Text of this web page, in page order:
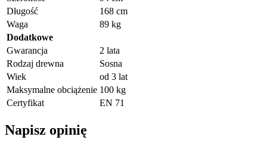
Długość
168 cm
Waga
89 kg
Dodatkowe
Gwarancja
2 lata
Rodzaj drewna
Sosna
Wiek
od 3 lat
Maksymalne obciążenie 100 kg
Certyfikat
EN 71
Napisz opinię